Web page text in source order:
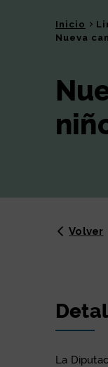
Inicio
Nueva
Volver
La